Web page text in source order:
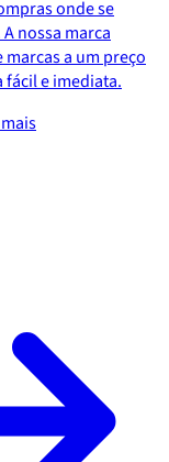
onde se
nossa marca
a um preço
fácil e imediata.